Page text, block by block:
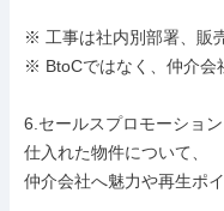
※ 工事は社内別部署、販
※ BtoCではなく、仲介会
6.セールスプロモーション
仕入れた物件について、
仲介会社へ魅力や再生ポ